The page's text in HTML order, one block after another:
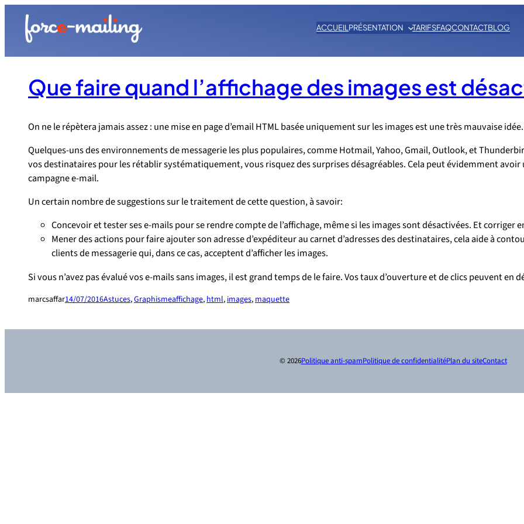
contenu
ACCUEIL PRÉSENTATION TARIFSFAQCONTACTBLOG
Que faire quand l’affichage des images est
On ne le répètera jamais assez : une mise en page d’email HTML basée uniquement sur les images est une très mauvaise idée.
Quelques-uns des environnements de messagerie les plus populaires, comme Hotmail, Yahoo, Gmail, Outlook, et
vos destinataires pour les rétablir systématiquement, vous risquez des surprises désagréables. Cela peut évidemment
campagne e-mail.
Un certain nombre de suggestions sur le traitement de cette question, à savoir:
Concevoir et tester ses e-mails pour se rendre compte de l’affichage, même si les images sont désactivées. Et corriger
Mener des actions pour faire ajouter son adresse d’expéditeur au carnet d’adresses des destinataires, cela aide à
clients de messagerie qui, dans ce cas, acceptent d’afficher les images.
Si vous n’avez pas évalué vos e-mails sans images, il est grand temps de le faire. Vos taux d’ouverture et de clics peuvent en
marcsaffar14/07/2016Astuces, Graphismeaffichage, html, images, maquette
© 2026Politique anti-spamPolitique de confidentialitéPlan du siteContact